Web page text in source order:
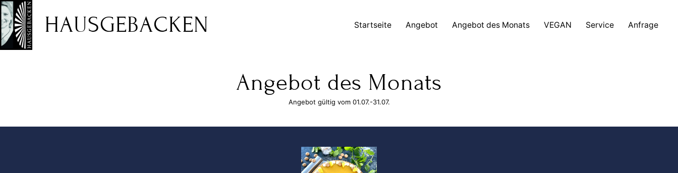
HAUSGEBACKEN Startseite Angebot Angebot des Monats VEGAN Service Anfrage
Angebot des Monats
Angebot gültig vom 01.07.-31.07.